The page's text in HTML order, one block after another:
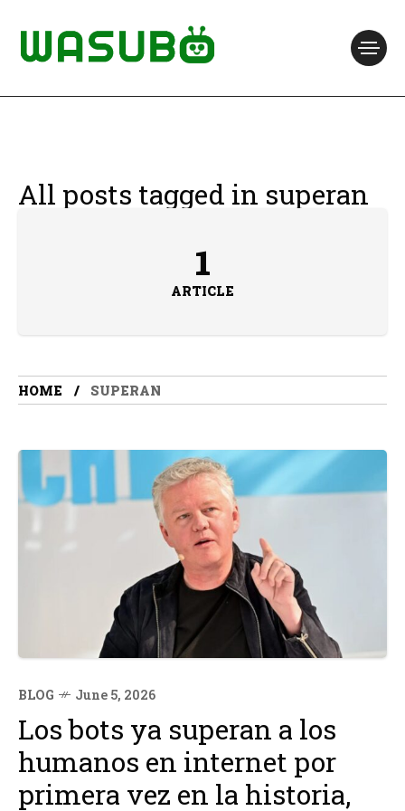
All posts tagged in superan
1
ARTICLE
HOME SUPERAN
BLOG June 5, 2026
Los bots ya superan a los
humanos en internet por
primera vez en la historia,